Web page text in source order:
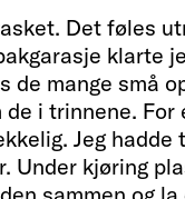
Det føles
klarte
de mange små
i trinnene.
Jeg hadde
Under kjøring